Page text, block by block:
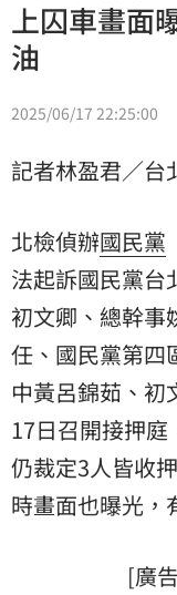
上囚車畫面
油
2025/06/17 22:25:00
記者林盈君／台
北檢偵辦國民黨
法起訴國民黨台
初文卿、總幹事
任、國民黨第四
中黃呂錦茹、初
17日召開接押
仍裁定3人皆收
時畫面也曝光，
[廣